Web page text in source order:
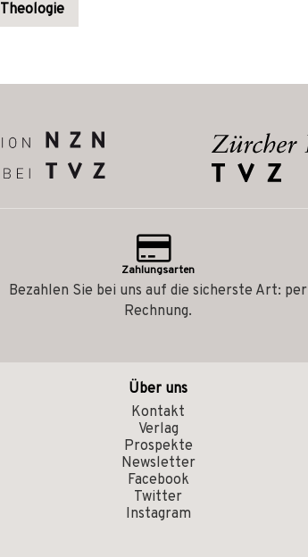
Theologie
Zahlungsarten
Bezahlen Sie bei uns auf die sicherste Art: per
Rechnung.
Über uns
Kontakt
Verlag
Prospekte
Newsletter
Facebook
Twitter
Instagram